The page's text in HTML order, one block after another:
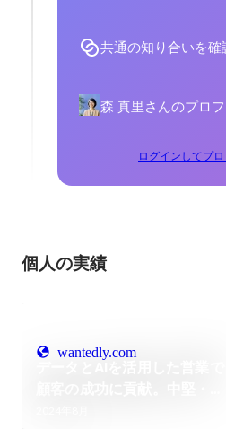
共通の知り合いを確
森 真里さんのプロ
ログインしてプ
個人の実績
wantedly.com